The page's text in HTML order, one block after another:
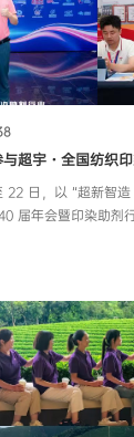
超宇・全国纺织
日，以 “超新智
届年会暨印染助剂
独家冠名，吸引了众